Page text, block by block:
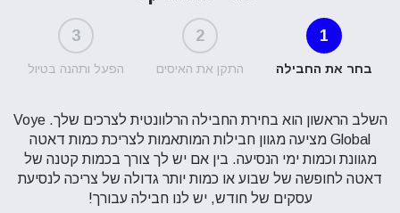
1
בחר את החבילה
2
התקן את האיסים
3
הפעל ותהנה בטיול
השלב הראשון הוא בחירת החבילה הרלוונטית לצרכים שלך. Voye
Global מציעה מגוון חבילות המותאמות לצריכת כמות דאטה
מגוונת וכמות ימי הנסיעה. בין אם יש לך צורך בכמות קטנה של
דאטה לחופשה של שבוע או כמות יותר גדולה של צריכה לנסיעת
עסקים של חודש, יש לנו חבילה עבורך!